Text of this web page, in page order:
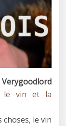
Verygoodlord
le vin et la
le vin